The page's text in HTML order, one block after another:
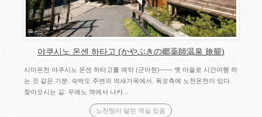
야쿠시노 온센 하타고 (かやぶきの郷薬師温泉 旅籠)
시마온천 야쿠시노 온센 하타고를 예약 (군마현)―― 옛 마을로 시간여행 하
는 것 같은 기분. 숙박도 주변의 억새가옥에서. 폭포측에 노천온천이 있다.
찾아오시는 길: 우에노 역에서 나카...
노천탕이 달린 객실 있음